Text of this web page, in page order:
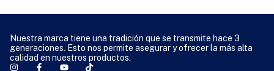
Nuestra marca tiene una tradición que se transmite hace 3
generaciones. Esto nos permite asegurar y ofrecer la más alta
calidad en nuestros productos.